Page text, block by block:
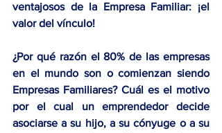
ventajosos de la Empresa Familiar: ¡el
valor del vínculo!
¿Por qué razón el 80% de las empresas
en el mundo son o comienzan siendo
Empresas Familiares? Cuál es el motivo
por el cual un emprendedor decide
asociarse a su hijo, a su cónyuge o a su